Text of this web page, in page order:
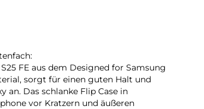
FE aus dem Designed for Samsung
sorgt für einen guten Halt und
an. Das schlanke Flip Case in
vor Kratzern und äußeren